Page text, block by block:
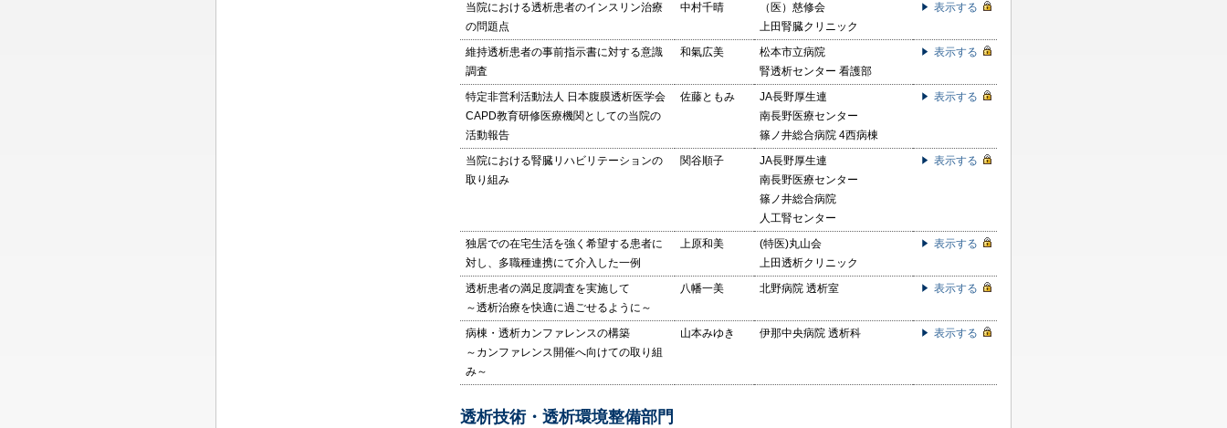
当院における透析患者のインスリン治療
の問題点
中村千晴
（医）慈修会
上田腎臓クリニック
表示する
維持透析患者の事前指示書に対する意識
調査
和氣広美
松本市立病院
腎透析センター 看護部
表示する
特定非営利活動法人 日本腹膜透析医学会
CAPD教育研修医療機関としての当院の
活動報告
佐藤ともみ
JA長野厚生連
南長野医療センター
篠ノ井総合病院 4西病棟
表示する
当院における腎臓リハビリテーションの
取り組み
関谷順子
JA長野厚生連
南長野医療センター
篠ノ井総合病院
人工腎センター
表示する
独居での在宅生活を強く希望する患者に
対し、多職種連携にて介入した一例
上原和美
(特医)丸山会
上田透析クリニック
表示する
透析患者の満足度調査を実施して
～透析治療を快適に過ごせるように～
八幡一美 北野病院 透析室 表示する
病棟・透析カンファレンスの構築
～カンファレンス開催へ向けての取り組
み～
山本みゆき 伊那中央病院 透析科 表示する
透析技術・透析環境整備部門